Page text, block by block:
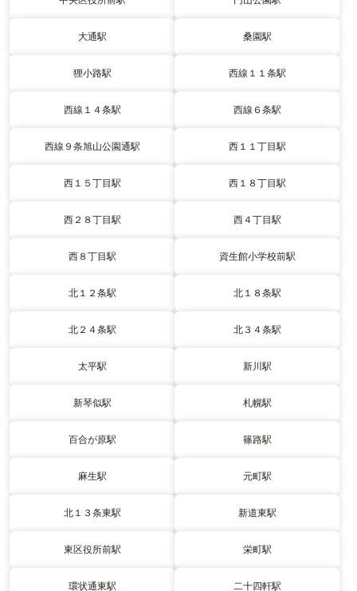
大通駅 桑園駅
狸小路駅 西線１１条駅
西線１４条駅 西線６条駅
西線９条旭山公園通駅 西１１丁目駅
西１５丁目駅 西１８丁目駅
西２８丁目駅 西４丁目駅
西８丁目駅 資生館小学校前駅
北１２条駅 北１８条駅
北２４条駅 北３４条駅
太平駅 新川駅
新琴似駅 札幌駅
百合が原駅 篠路駅
麻生駅 元町駅
北１３条東駅 新道東駅
東区役所前駅 栄町駅
環状通東駅 二十四軒駅